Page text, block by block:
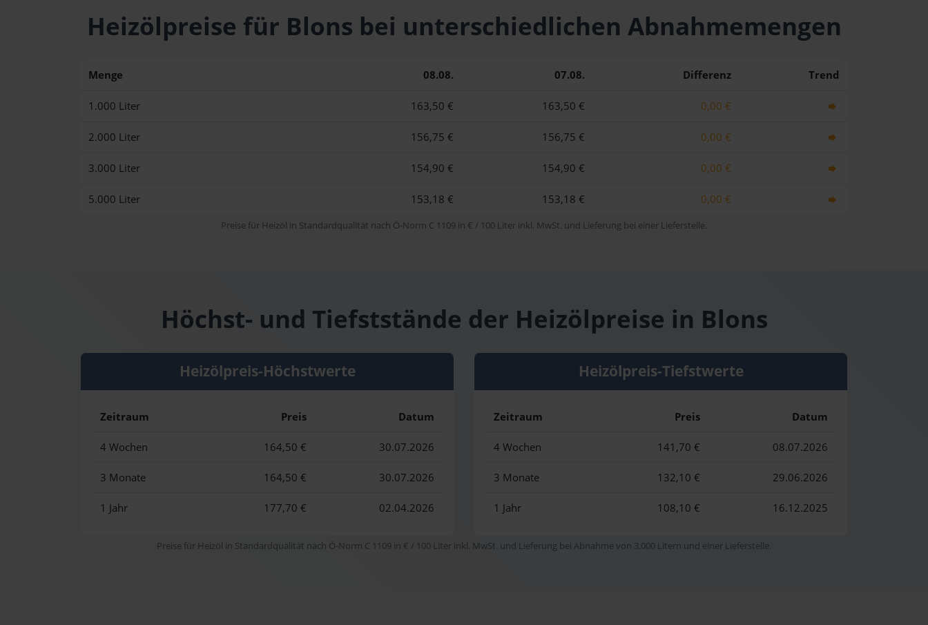
Heizölpreise für Blons bei unterschiedlichen Abnahmemengen
Menge 08.08. 07.08. Differenz Trend
1.000 Liter 163,50 € 163,50 € 0,00 €
2.000 Liter 156,75 € 156,75 € 0,00 €
3.000 Liter 154,90 € 154,90 € 0,00 €
5.000 Liter 153,18 € 153,18 € 0,00 €
Preise für Heizöl in Standardqualität nach Ö-Norm C 1109 in € / 100 Liter inkl. MwSt. und Lieferung bei einer Lieferstelle.
Höchst- und Tiefststände der Heizölpreise in Blons
Heizölpreis-Höchstwerte
Zeitraum Preis Datum
4 Wochen 164,50 € 30.07.2026
3 Monate 164,50 € 30.07.2026
1 Jahr 177,70 € 02.04.2026
Heizölpreis-Tiefstwerte
Zeitraum Preis Datum
4 Wochen 141,70 € 08.07.2026
3 Monate 132,10 € 29.06.2026
1 Jahr 108,10 € 16.12.2025
Preise für Heizöl in Standardqualität nach Ö-Norm C 1109 in € / 100 Liter inkl. MwSt. und Lieferung bei Abnahme von 3.000 Litern und einer Lieferstelle.